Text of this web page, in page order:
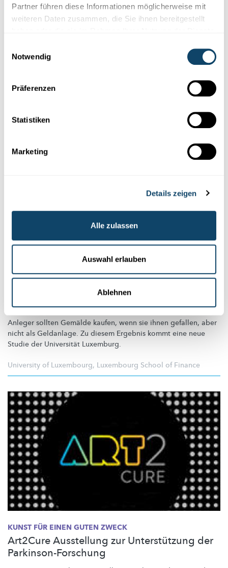
Partner führen diese Informationen möglicherweise mit
weiteren Daten zusammen, die Sie ihnen bereitgestellt
Notwendig
Präferenzen
Statistiken
Marketing
Details zeigen
Alle zulassen
Auswahl erlauben
Ablehnen
Theodolit mit Repetitionskreis, historisches
Im MUDAM kannst Du das Original eines Theodolits mit
Winkelmessungen
Die Rendite für Kunst wird überschätzt
Anleger sollten Gemälde kaufen, wenn sie ihnen gefallen, aber
nicht als Geldanlage. Zu diesem Ergebnis kommt eine neue
Studie der Universität Luxemburg.
University of Luxembourg, Luxembourg School of Finance
KUNST FÜR EINEN GUTEN ZWECK
Art2Cure Ausstellung zur Unterstützung der
Parkinson-Forschung